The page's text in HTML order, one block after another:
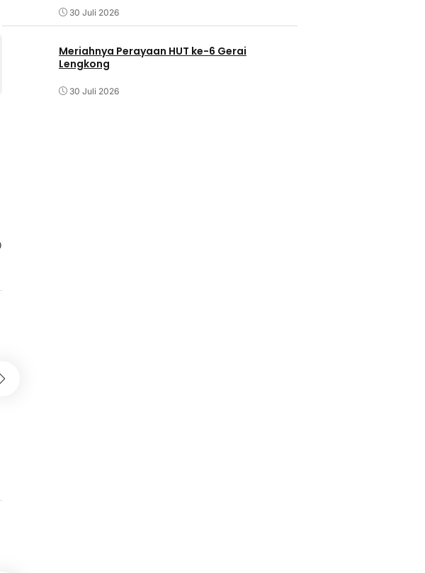
30 Juli 2026
Meriahnya Perayaan HUT ke-6 Gerai
Lengkong
30 Juli 2026